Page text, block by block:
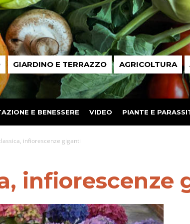
GIARDINO E TERRAZZO AGRICOLTURA
E BENESSERE VIDEO PIANTE E
infiorescenze giganti
infiorescenze